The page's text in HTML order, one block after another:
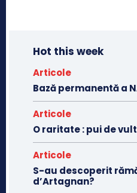
Hot this week
Articole
Bază permanentă a
Articole
O raritate : pui de
Articole
S-au descoperit
d’Artagnan?